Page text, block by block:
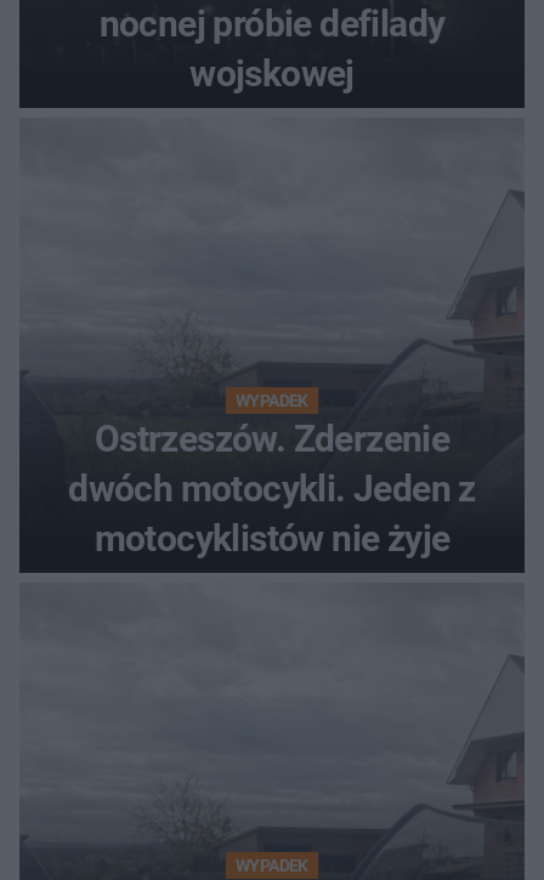
nocnej próbie defilady
wojskowej
WYPADEK
Ostrzeszów. Zderzenie
dwóch motocykli. Jeden z
motocyklistów nie żyje
WYPADEK